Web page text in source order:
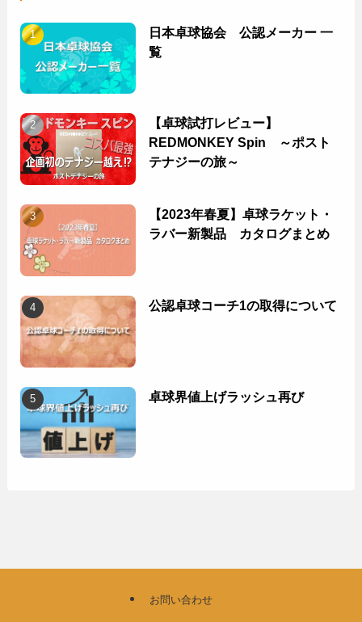
日本卓球協会 公認メーカー 一
覧
【卓球試打レビュー】
REDMONKEY Spin ～ポスト
テナジーの旅～
【2023年春夏】卓球ラケット・
ラバー新製品 カタログまとめ
公認卓球コーチ1の取得について
卓球界値上げラッシュ再び
お問い合わせ